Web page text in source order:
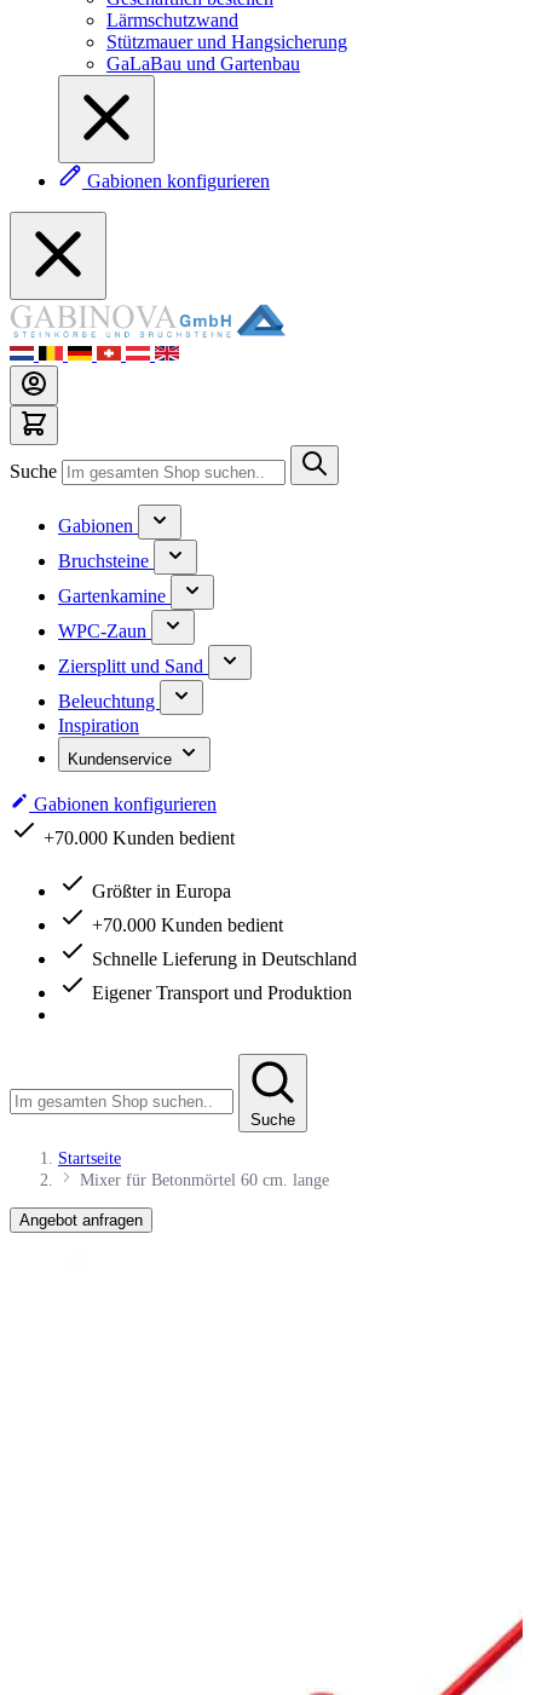
Lärmschutzwand
Stützmauer und Hangsicherung
GaLaBau und Gartenbau
Gabionen konfigurieren
Suche
Gabionen
Bruchsteine
Gartenkamine
WPC-Zaun
Ziersplitt und Sand
Beleuchtung
Inspiration
Kundenservice
Gabionen konfigurieren
Schnelle Lieferung in Deutschland
Größter in Europa
+70.000 Kunden bedient
Schnelle Lieferung in Deutschland
Eigener Transport und Produktion
Suche
Startseite
Mixer für Betonmörtel 60 cm. lange
Angebot anfragen